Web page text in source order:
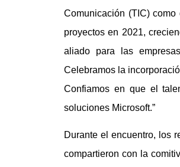
Comunicación (TIC)
proyectos en 2021,
aliado para las
Celebramos la
Confiamos en que el
soluciones Microsoft.”
Durante el encuentro, los
compartieron con la